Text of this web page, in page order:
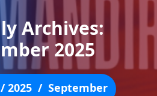
Archives:
2025
/2025/ September